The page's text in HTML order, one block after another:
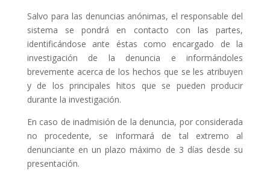
Salvo para las denuncias anónimas, el responsable del
sistema se pondrá en contacto con las partes,
identificándose ante éstas como encargado de la
investigación de la denuncia e informándoles
brevemente acerca de los hechos que se les atribuyen
y de los principales hitos que se pueden producir
durante la investigación.
En caso de inadmisión de la denuncia, por considerada
no procedente, se informará de tal extremo al
denunciante en un plazo máximo de 3 días desde su
presentación.